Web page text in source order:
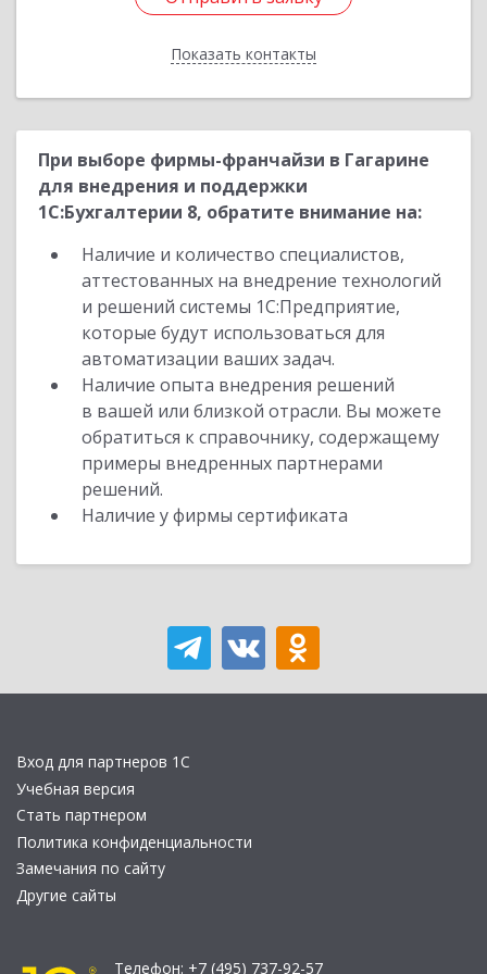
Показать контакты
Назад
При выборе фирмы-франчайзи в Гагарине
для внедрения и поддержки
1С:Бухгалтерии 8, обратите внимание на:
Наличие и количество специалистов,
аттестованных на внедрение технологий
и решений системы 1С:Предприятие,
которые будут использоваться для
автоматизации ваших задач.
Наличие опыта внедрения решений
в вашей или близкой отрасли. Вы можете
обратиться к справочнику, содержащему
примеры внедренных партнерами
решений.
Наличие у фирмы сертификата
Вход для партнеров 1С
Учебная версия
Стать партнером
Политика конфиденциальности
Замечания по сайту
Другие сайты
Телефон: +7 (495) 737-92-57